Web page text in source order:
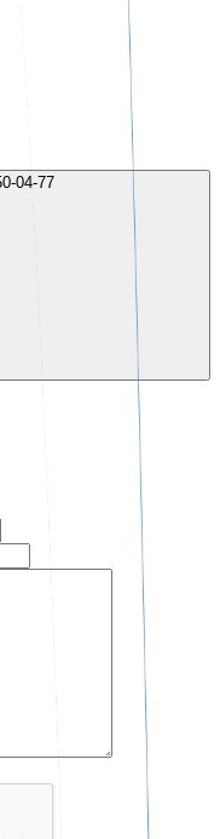
8 (495) 050-04-77